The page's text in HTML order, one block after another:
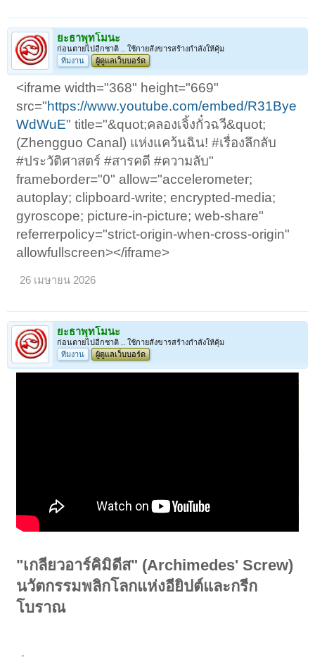
ยะธาพุทโมนะ
ก่อนตายไปอีกชาติ .. ใช้กายสังขารสร้างกำลังให้คุ้ม
ทีมงาน
ผู้ดูแลเว็บบอร์ด
<iframe width="368" height="669"
src="https://www.youtube.com/embed/R31Bye
WdWuE" title="&quot;คลองเจิ้งกั๋วฉวี&quot;
(Zhengguo Canal) แห่งแคว้นฉิน! #เรื่องลึกลับ
#ประวัติศาสตร์ #สารคดี #ความลับ"
frameborder="0" allow="accelerometer;
autoplay; clipboard-write; encrypted-media;
gyroscope; picture-in-picture; web-share"
referrerpolicy="strict-origin-when-cross-origin"
allowfullscreen></iframe>
26 เมษายน 2026
ยะธาพุทโมนะ
ก่อนตายไปอีกชาติ .. ใช้กายสังขารสร้างกำลังให้คุ้ม
ทีมงาน
ผู้ดูแลเว็บบอร์ด
"เกลียวอาร์คิมิดีส" (Archimedes' Screw)
นวัตกรรมพลิกโลกแห่งอียิปต์และกรีก
โบราณ